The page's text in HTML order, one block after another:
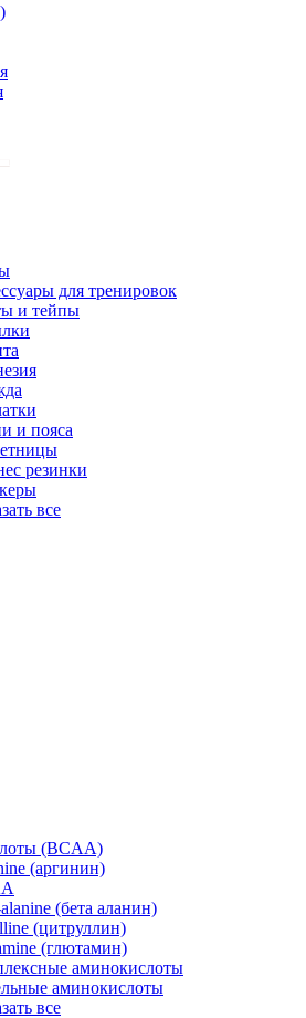
для тренировок
и тейпы
и пояса
резинки
все
(BCAA)
(аргинин)
(бета аланин)
(цитруллин)
(глютамин)
аминокислоты
аминокислоты
все